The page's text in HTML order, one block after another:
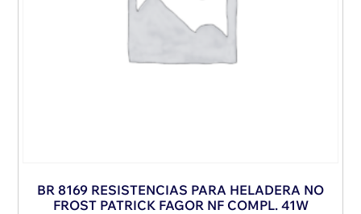
BR 8169 RESISTENCIAS PARA HELADERA NO
FROST PATRICK FAGOR NF COMPL. 41W